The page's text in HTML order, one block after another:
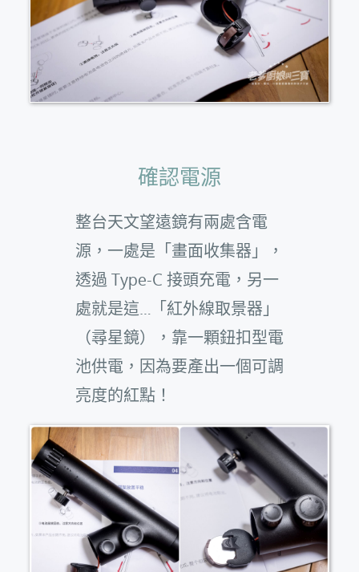
確認電源
整台天文望遠鏡有兩處含電
源，一處是「畫面收集器」，
透過 Type-C 接頭充電，另一
處就是這…「紅外線取景器」
（尋星鏡），靠一顆鈕扣型電
池供電，因為要產出一個可調
亮度的紅點！